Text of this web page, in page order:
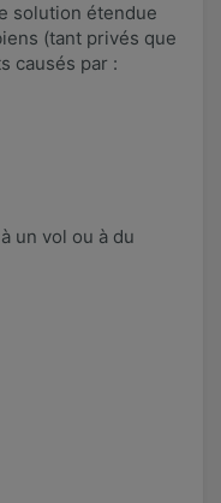
solution étendue
(tant privés que
causés par :
un vol ou à du